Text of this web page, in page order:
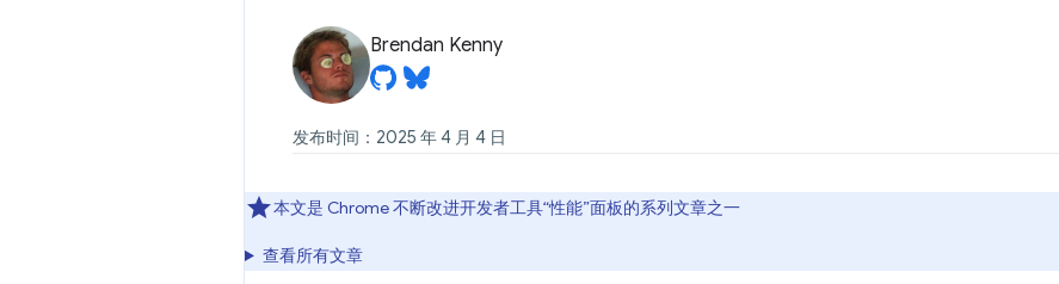
Brendan Kenny
发布时间：2025 年 4 月 4 日
本文是 Chrome 不断改进开发者工具“性能”面板的系列文章之一
查看所有文章